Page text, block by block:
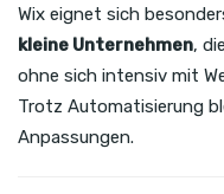
Wix eignet sich
kleine Unternehmen,
ohne sich intensiv mit
Trotz Automatisierung
Anpassungen.